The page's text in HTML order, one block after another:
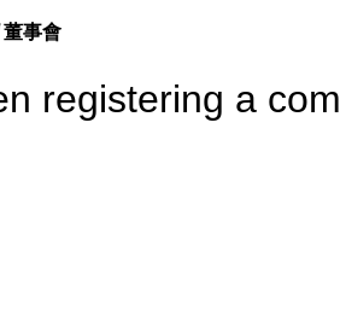
董事會
registering a